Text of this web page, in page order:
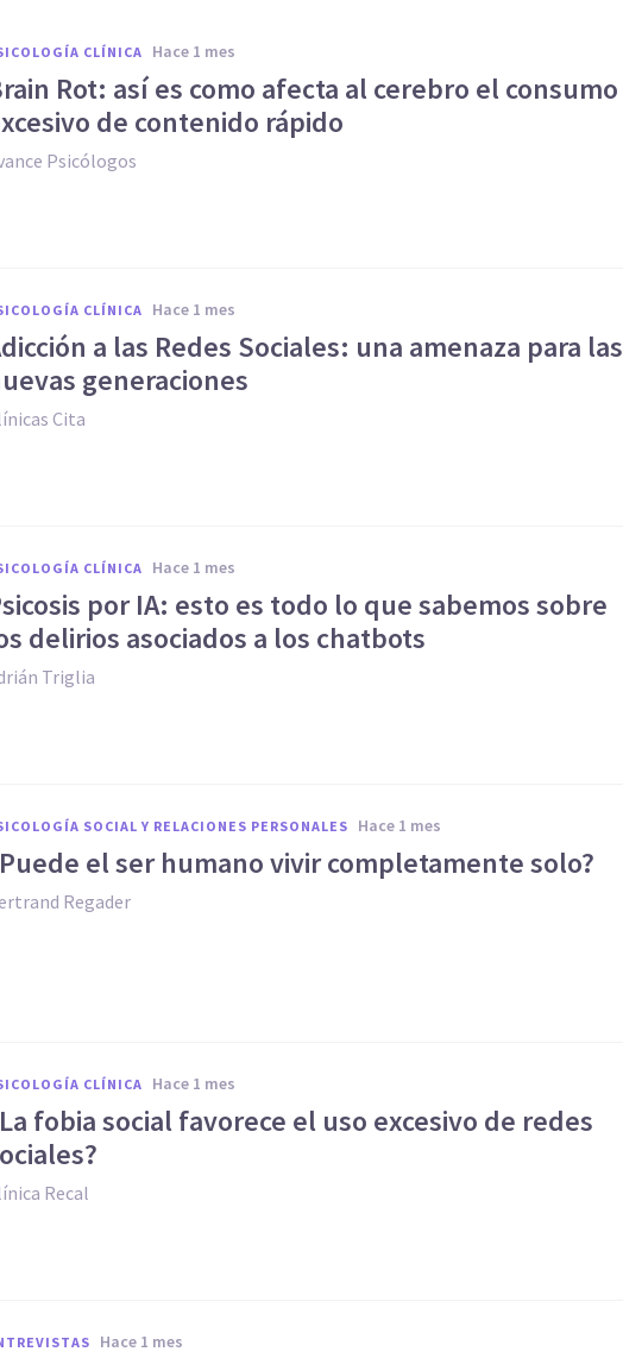
CLÍNICA hace 1 mes
Rot: así es como afecta al cerebro el consumo
de contenido rápido
Psicólogos
CLÍNICA hace 1 mes
a las Redes Sociales: una amenaza para las
generaciones
Cita
CLÍNICA hace 1 mes
por IA: esto es todo lo que sabemos sobre
delirios asociados a los chatbots
Triglia
SOCIAL Y RELACIONES PERSONALES hace 1 mes
el ser humano vivir completamente solo?
Regader
CLÍNICA hace 1 mes
fobia social favorece el uso excesivo de redes
Recal
hace 1 mes